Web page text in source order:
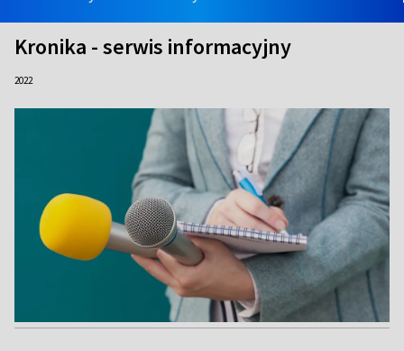
Kronika - serwis informacyjny
2022